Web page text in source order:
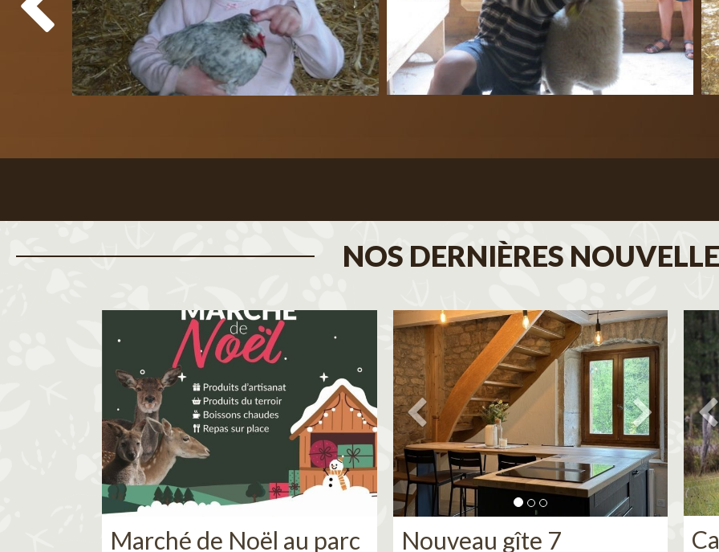
NOS DERNIÈRES
Marché de Noël au parc
Nouveau gîte 7